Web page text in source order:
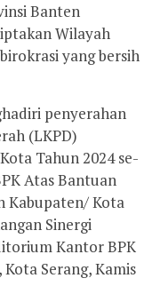
Banten
Wilayah
yang bersih
penyerahan
(LKPD)
Tahun 2024 se-
Atas Bantuan
Kabupaten/ Kota
Sinergi
Kantor BPK
Serang, Kamis